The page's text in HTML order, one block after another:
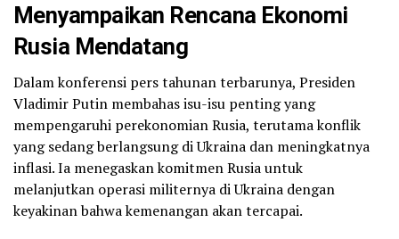
Menyampaikan Rencana Ekonomi
Rusia Mendatang
Dalam konferensi pers tahunan terbarunya, Presiden
Vladimir Putin membahas isu-isu penting yang
mempengaruhi perekonomian Rusia, terutama konflik
yang sedang berlangsung di Ukraina dan meningkatnya
inflasi. Ia menegaskan komitmen Rusia untuk
melanjutkan operasi militernya di Ukraina dengan
keyakinan bahwa kemenangan akan tercapai.